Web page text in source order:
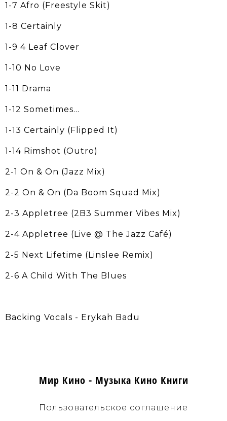
1-7 Afro (Freestyle Skit)
1-8 Certainly
1-9 4 Leaf Clover
1-10 No Love
1-11 Drama
1-12 Sometimes...
1-13 Certainly (Flipped It)
1-14 Rimshot (Outro)
2-1 On & On (Jazz Mix)
2-2 On & On (Da Boom Squad Mix)
2-3 Appletree (2B3 Summer Vibes Mix)
2-4 Appletree (Live @ The Jazz Café)
2-5 Next Lifetime (Linslee Remix)
2-6 A Child With The Blues
Backing Vocals - Erykah Badu
Мир Кино - Музыка Кино Книги
Пользовательское соглашение